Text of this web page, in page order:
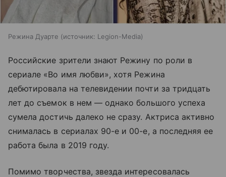
Режина Дуарте источник: Legion-Media
Российские зрители знают Режину по роли в
сериале «Во имя любви», хотя Режина
дебютировала на телевидении почти за тридцать
лет до съемок в нем — однако большого успеха
сумела достичь далеко не сразу. Актриса активно
снималась в сериалах 90-е и 00-е, а последняя ее
работа была в 2019 году.
Помимо творчества, звезда интересовалась